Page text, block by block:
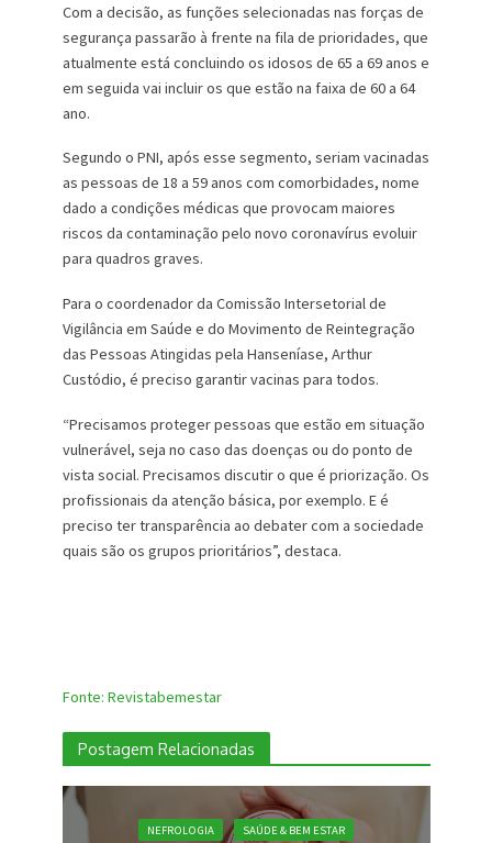
Com a decisão, as funções selecionadas nas forças de
segurança passarão à frente na fila de prioridades, que
atualmente está concluindo os idosos de 65 a 69 anos e
em seguida vai incluir os que estão na faixa de 60 a 64
ano.
Segundo o PNI, após esse segmento, seriam vacinadas
as pessoas de 18 a 59 anos com comorbidades, nome
dado a condições médicas que provocam maiores
riscos da contaminação pelo novo coronavírus evoluir
para quadros graves.
Para o coordenador da Comissão Intersetorial de
Vigilância em Saúde e do Movimento de Reintegração
das Pessoas Atingidas pela Hanseníase, Arthur
Custódio, é preciso garantir vacinas para todos.
“Precisamos proteger pessoas que estão em situação
vulnerável, seja no caso das doenças ou do ponto de
vista social. Precisamos discutir o que é priorização. Os
profissionais da atenção básica, por exemplo. E é
preciso ter transparência ao debater com a sociedade
quais são os grupos prioritários”, destaca.
Fonte: Revistabemestar
Postagem Relacionadas
NEFROLOGIA SAÚDE & BEM ESTAR